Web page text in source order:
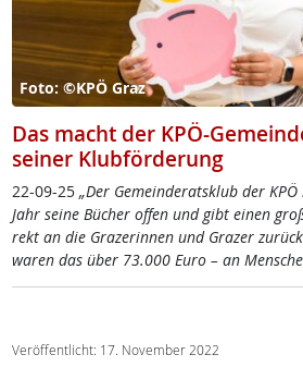
Foto: ©KPÖ Graz
Das macht der KPÖ-
seiner Klubförderung
22-09-25 „Der Ge­mein­de­rats­klub der
Jahr sei­ne Bücher of­fen und gibt ei­nen
rekt an die Gra­ze­rin­nen und Gra­zer
wa­ren das über 73.000 Eu­ro – an
Veröffentlicht: 17. November 2022